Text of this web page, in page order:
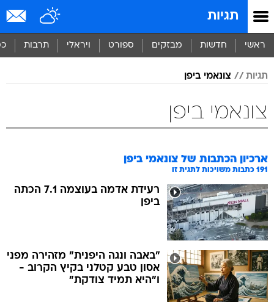
תגיות
ראשי חדשות מבזקים ספורט ויראלי תרבות
תגיות צונאמי ביפן
צונאמי ביפן
ארכיון הכתבות של צונאמי ביפן
191 כתבות משויכות לתגית זו
רעידת אדמה בעוצמה 7.1 הכתה
ביפן
"באבה ונגה היפנית" מזהירה מפני
אסון טבע קטלני בקיץ הקרוב -
ו"היא תמיד צודקת"